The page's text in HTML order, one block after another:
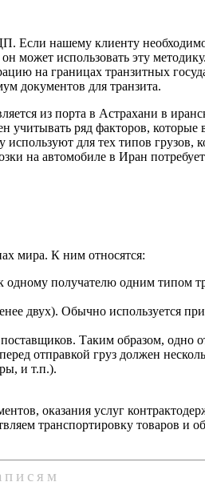
нашему клиенту
может использовать эту
на границах транзитных
документов для транзита.
из порта в Астрахани в
учитывать ряд факторов,
для тех типов
на автомобиле в Иран
мира. К ним относятся:
одному получателю одним типом
двух). Обычно используется
Таким образом, одно
отправкой груз должен
и т.п.).
оказания услуг
транспортировку товаров и